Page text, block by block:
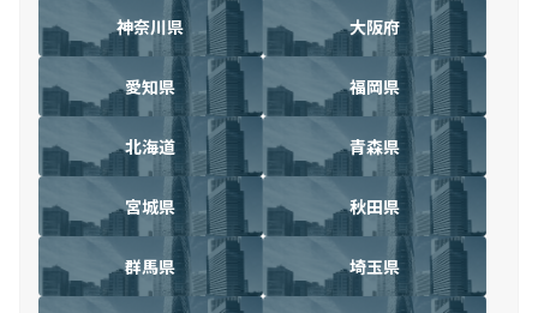
神奈川県 大阪府
愛知県 福岡県
北海道 青森県
宮城県 秋田県
群馬県 埼玉県